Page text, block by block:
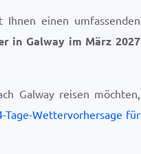
Ihnen einen umfassenden
in Galway im März 2027
Galway reisen möchten,
Tage-Wettervorhersage für